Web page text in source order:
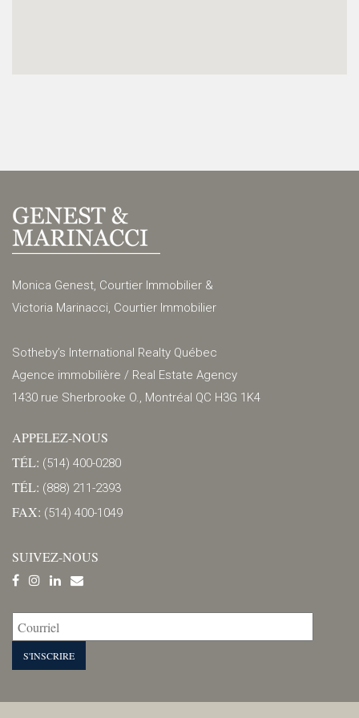
Monica Genest, Courtier Immobilier &
Victoria Marinacci, Courtier Immobilier
Sotheby’s International Realty Québec
Agence immobilière / Real Estate Agency
1430 rue Sherbrooke O., Montréal QC H3G 1K4
APPELEZ-NOUS
TÉL: (514) 400-0280
TÉL: (888) 211-2393
FAX: (514) 400-1049
SUIVEZ-NOUS